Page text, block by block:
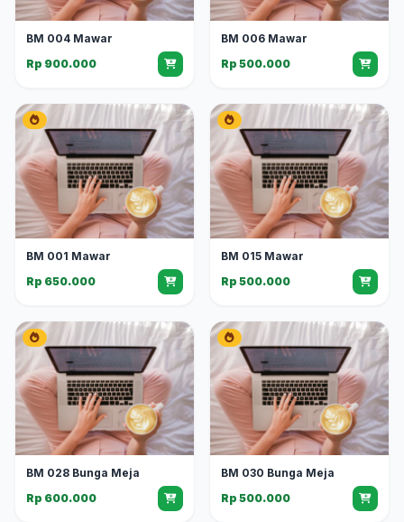
BM 004 Mawar
Rp 900.000
BM 006 Mawar
Rp 500.000
BM 001 Mawar
Rp 650.000
BM 015 Mawar
Rp 500.000
BM 028 Bunga Meja
Rp 600.000
BM 030 Bunga Meja
Rp 500.000